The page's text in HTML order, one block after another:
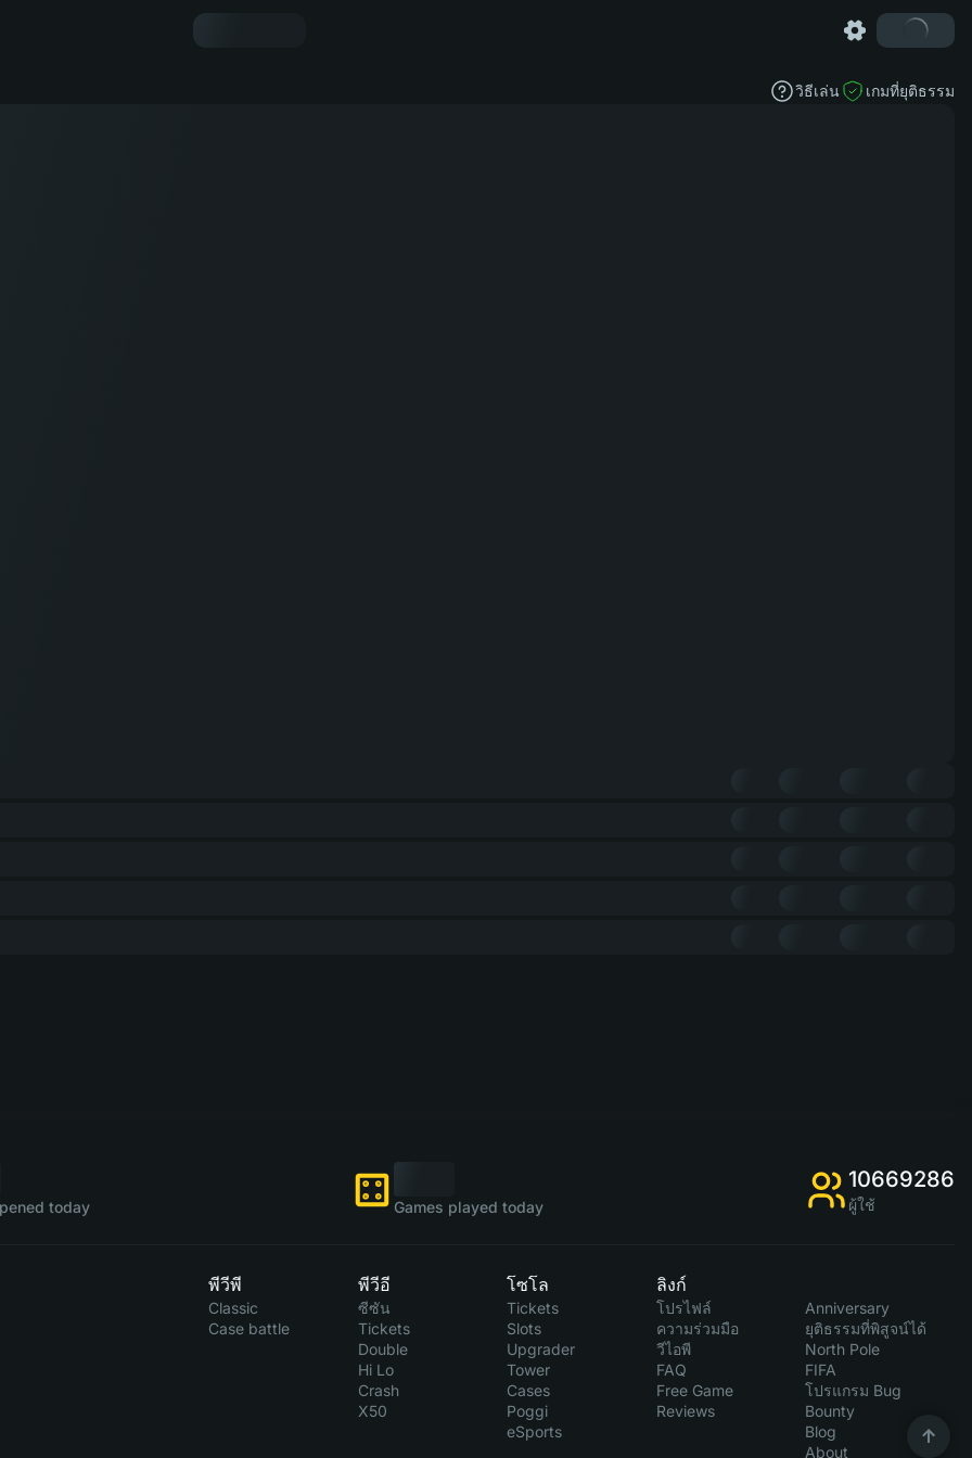
วิธีเล่น เกมที่ยุติธรรม
today Games played today
10669286
ผู้ใช้
พีวีพี
Classic
Case battle
พีวีอี
ซีซัน
Tickets
Double
Hi Lo
Crash
X50
โซโล
Tickets
Slots
Upgrader
Tower
Cases
Poggi
eSports
ลิงก์
โปรไฟล์
ความร่วมมือ
วีไอพี
FAQ
Free Game
Reviews
Anniversary
ยุติธรรมที่พิสูจน์ได้
North Pole
FIFA
โปรแกรม Bug
Bounty
Blog
About